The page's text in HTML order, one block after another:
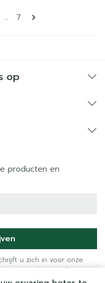
pagina
... Pagina
7
op
producten en
u zich in voor onze
onzeprivacy policy.